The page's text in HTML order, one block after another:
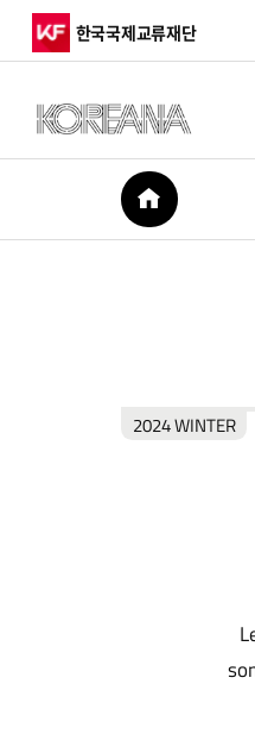
한국국제교류재단
HOME
2024 WINTER